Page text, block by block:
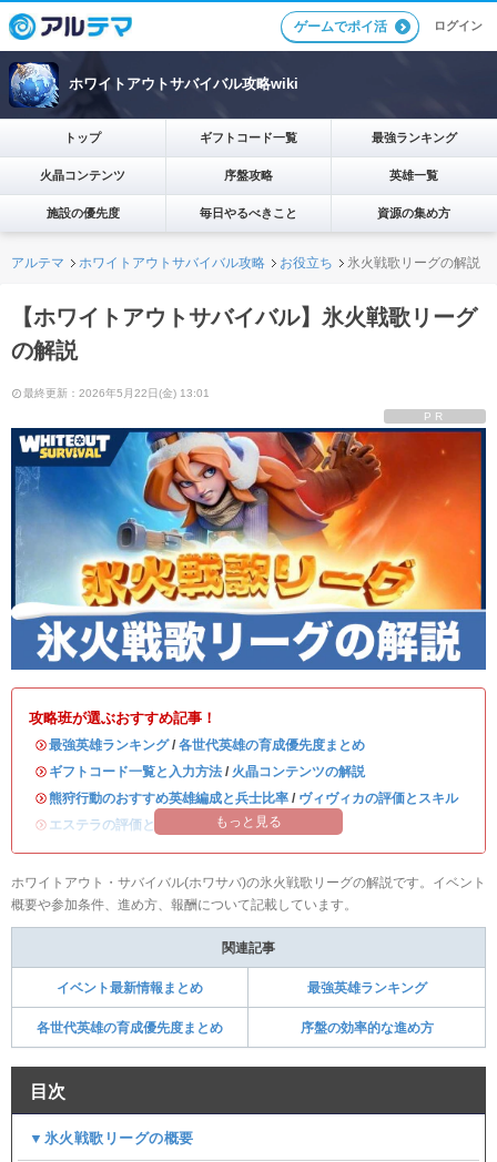
ゲームでポイ活 ログイン
ホワイトアウトサバイバル攻略wiki
トップ ギフトコード一覧 最強ランキング
火晶コンテンツ 序盤攻略 英雄一覧
施設の優先度 毎日やるべきこと 資源の集め方
アルテマ ホワイトアウトサバイバル攻略 お役立ち 氷火戦歌リーグの解説
【ホワイトアウトサバイバル】氷火戦歌リーグ
の解説
最終更新：2026年5月22日(金) 13:01
PR
攻略班が選ぶおすすめ記事！
・最強英雄ランキング/ 各世代英雄の育成優先度まとめ
・ ギフトコード一覧と入力方法 / 火晶コンテンツの解説
・熊狩行動のおすすめ英雄編成と兵士比率 / ヴィヴィカの評価とスキル
・ エステラの評価とスキル ハンクの評価とスキル
もっと見る
ホワイトアウト・サバイバル(ホワサバ)の氷火戦歌リーグの解説です。イベント
概要や参加条件、進め方、報酬について記載しています。
関連記事
イベント最新情報まとめ 最強英雄ランキング
各世代英雄の育成優先度まとめ 序盤の効率的な進め方
目次
▼氷火戦歌リーグの概要